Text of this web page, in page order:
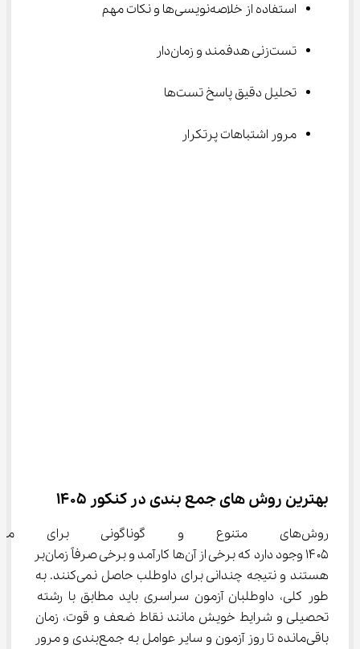
استفاده از خلاصه‌نویسی‌ها و نکات مهم
تست‌زنی هدفمند و زمان‌دار
تحلیل دقیق پاسخ تست‌ها
مرور اشتباهات پرتکرار
بهترین روش های جمع بندی در کنکور 1405
روش‌های متنوع و گوناگونی
۱۴۰۵ وجود دارد که برخی از آن‌ها کارآمد و برخی صرفاً زمان‌بر
هستند و نتیجه چندانی برای داوطلب حاصل نمی‌کنند. به
طور کلی، داوطلبان آزمون سراسری باید مطابق با رشته
تحصیلی و شرایط خویش مانند نقاط ضعف و قوت، زمان
باقی‌مانده تا روز آزمون و سایر عوامل به جمع‌بندی و مرور